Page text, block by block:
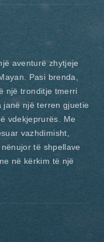
aventurë zhytjeje
Pasi brenda,
një tronditje tmerri
janë një terren gjuetie
vdekjeprurës. Me
vazhdimisht,
të shpellave
në kërkim të një